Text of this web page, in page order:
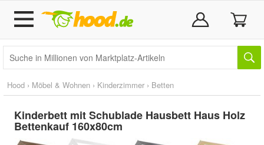
Hood › Möbel & Wohnen › Kinderzimmer › Betten
Kinderbett mit Schublade Hausbett Haus Holz
Bettenkauf 160x80cm